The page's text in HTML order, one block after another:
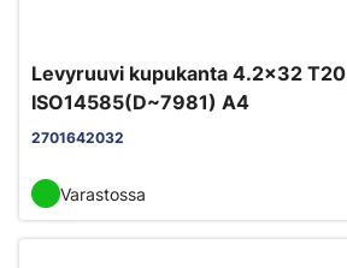
Levyruuvi kupukanta 4.2x32 T20
ISO14585(D~7981) A4
2701642032
Varastossa